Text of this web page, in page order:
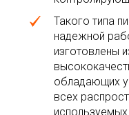
Такого типа
надежной
изготовлены
обладающих
всех
используемых